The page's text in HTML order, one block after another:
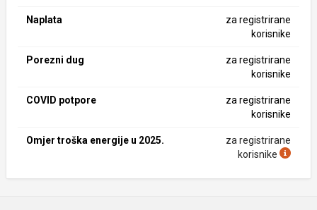
Naplata
za registrirane
korisnike
Porezni dug
za registrirane
korisnike
COVID potpore
za registrirane
korisnike
Omjer troška energije u 2025.
za registrirane
korisnike